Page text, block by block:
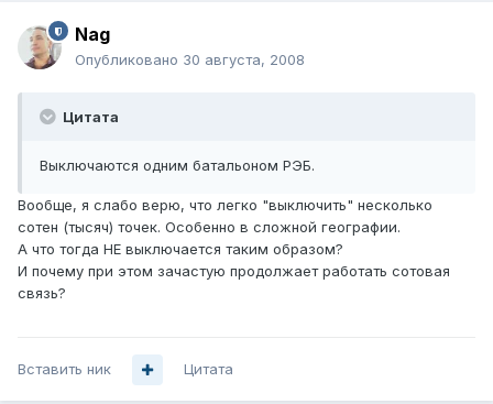
Nag
Опубликовано 30 августа, 2008
Цитата
Выключаются одним батальоном РЭБ.
Вообще, я слабо верю, что легко "выключить" несколько
сотен (тысяч) точек. Особенно в сложной географии.
А что тогда НЕ выключается таким образом?
И почему при этом зачастую продолжает работать сотовая
связь?
Вставить ник Цитата